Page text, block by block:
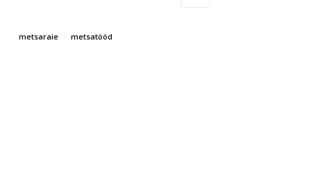
metsaraie metsatööd